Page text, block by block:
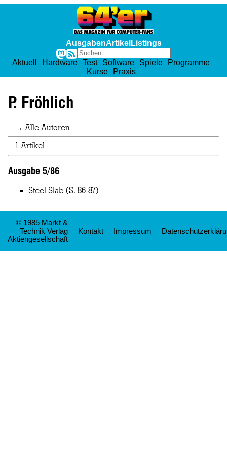
AusgabenArtikel Listings
Aktuell Hardware Test Software Spiele
Programme
Kurse
Praxis
P. Fröhlich
→ Alle Autoren
1 Artikel
Ausgabe 5/86
Steel Slab (S. 86-87)
© 1985 Markt &
Technik Verlag
Aktiengesellschaft
Kontakt Impressum